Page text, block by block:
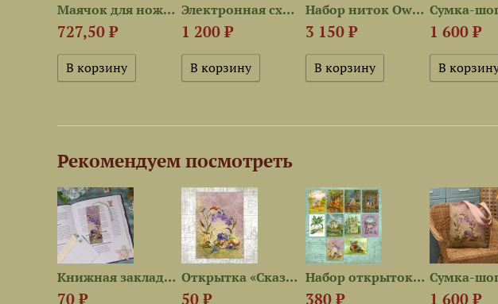
Маячок для ножниц...
727,50 ₽
Электронная схема...
1 200 ₽
Набор ниток OwlForest для...
3 150 ₽ 1 600 ₽
Рекомендуем посмотреть
Книжная закладка «Сказки и...
70 ₽
Открытка «Сказки и...
50 ₽
Набор открыток «Весеннее...
380 ₽ 1 600 ₽